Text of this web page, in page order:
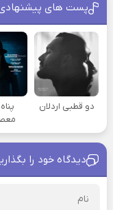
پست های
دو قطبی اردلان
دیدگاه خود را